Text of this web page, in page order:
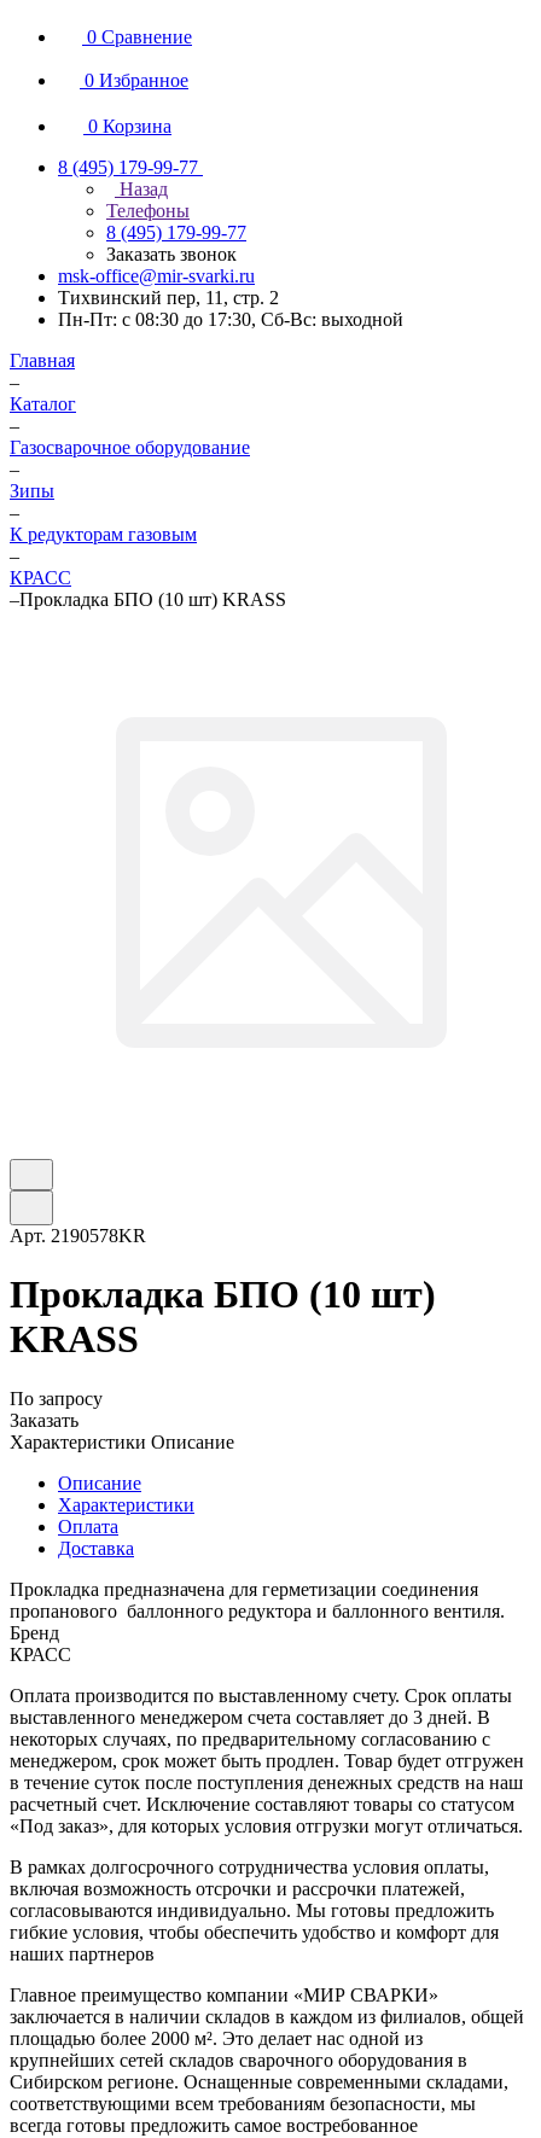
0 Сравнение
0 Избранное
0 Корзина
8 (495) 179-99-77
Назад
Телефоны
8 (495) 179-99-77
Заказать звонок
msk-office@mir-svarki.ru
Тихвинский пер, 11, стр. 2
Пн-Пт: с 08:30 до 17:30, Сб-Вс: выходной
Главная
–
Каталог
–
Газосварочное оборудование
–
Зипы
–
К редукторам газовым
–
КРАСС
–Прокладка БПО (10 шт) KRASS
Арт. 2190578KR
Прокладка БПО (10 шт)
KRASS
По запросу
Заказать
Характеристики Описание
Описание
Характеристики
Оплата
Доставка
Прокладка предназначена для герметизации соединения
пропанового баллонного редуктора и баллонного вентиля.
Бренд
КРАСС
Оплата производится по выставленному счету. Срок оплаты
выставленного менеджером счета составляет до 3 дней. В
некоторых случаях, по предварительному согласованию с
менеджером, срок может быть продлен. Товар будет отгружен
в течение суток после поступления денежных средств на наш
расчетный счет. Исключение составляют товары со статусом
«Под заказ», для которых условия отгрузки могут отличаться.
В рамках долгосрочного сотрудничества условия оплаты,
включая возможность отсрочки и рассрочки платежей,
согласовываются индивидуально. Мы готовы предложить
гибкие условия, чтобы обеспечить удобство и комфорт для
наших партнеров
Главное преимущество компании «МИР СВАРКИ»
заключается в наличии складов в каждом из филиалов, общей
площадью более 2000 м². Это делает нас одной из
крупнейших сетей складов сварочного оборудования в
Сибирском регионе. Оснащенные современными складами,
соответствующими всем требованиям безопасности, мы
всегда готовы предложить самое востребованное